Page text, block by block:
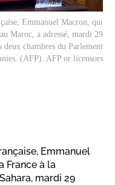
Emmanuel Macron, qui
Maroc, a adressé, mardi 29
chambres du Parlement
(AFP). AFP or licensors
Emmanuel
France à la
mardi 29